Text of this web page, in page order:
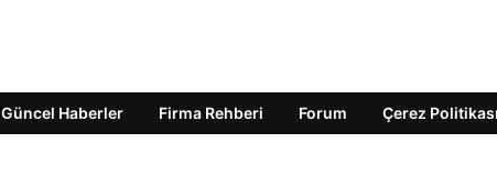
Güncel Haberler Firma Rehberi Forum Çerez Politikası